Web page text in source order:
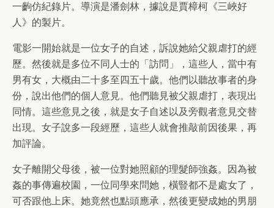
一齣仿紀錄片。導演是潘劍林，據說是賈樟柯《三峽好
人》的製片。
電影一開始就是一位女子的自述，訴說她給父親虐打的經
歷。然後就是多位不同人士的「訪問」，這些人，當中有
男有女，大概由二十多至四五十歲。他們以聽故事者的身
份，說出他們的個人意見。他們聽見被父親虐打，表現出
同情。這些意見之後，就是女子自述以及旁觀者意見交替
出現。女子說多一段經歷，這些人就會推敲前因後果，再
加評論。
女子離開父母後，被一位對她照顧的理髮師強姦。因為被
姦的事傳遍校園，一位同學來問她，橫豎都不是處女了，
可否跟他上床。她竟然也點頭應承，然後更變成她的男朋